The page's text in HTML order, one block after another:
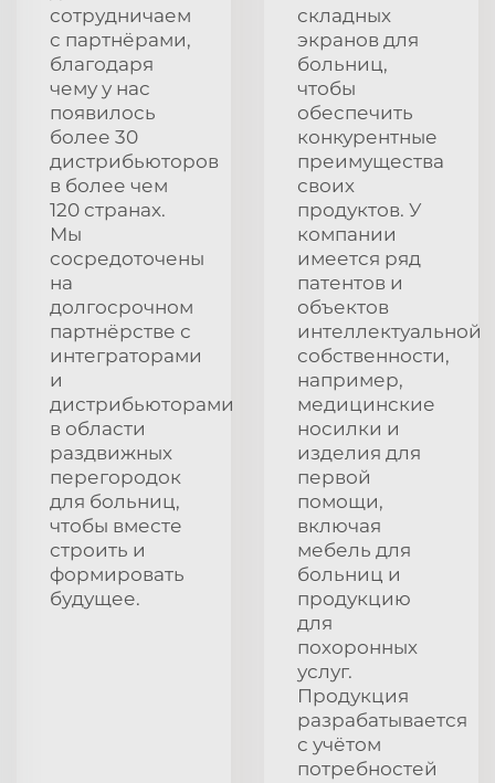
сотрудничаем
с партнёрами,
благодаря
чему у нас
появилось
более 30
дистрибьюторов
в более чем
120 странах.
Мы
сосредоточены
на
долгосрочном
партнёрстве с
интеграторами
и
дистрибьюторами
в области
раздвижных
перегородок
для больниц,
чтобы вместе
строить и
формировать
будущее.
складных
экранов для
больниц,
чтобы
обеспечить
конкурентные
преимущества
своих
продуктов. У
компании
имеется ряд
патентов и
объектов
интеллектуальной
собственности,
например,
медицинские
носилки и
изделия для
первой
помощи,
включая
мебель для
больниц и
продукцию
для
похоронных
услуг.
Продукция
разрабатывается
с учётом
потребностей